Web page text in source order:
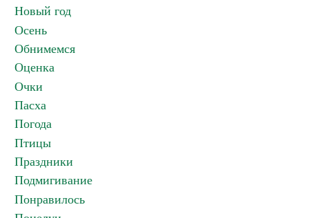
Новый год
Осень
Обнимемся
Оценка
Очки
Пасха
Погода
Птицы
Праздники
Подмигивание
Понравилось